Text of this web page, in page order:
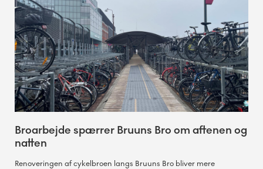
Broarbejde spærrer Bruuns Bro om aftenen og
natten
Renoveringen af cykelbroen langs Bruuns Bro bliver mere